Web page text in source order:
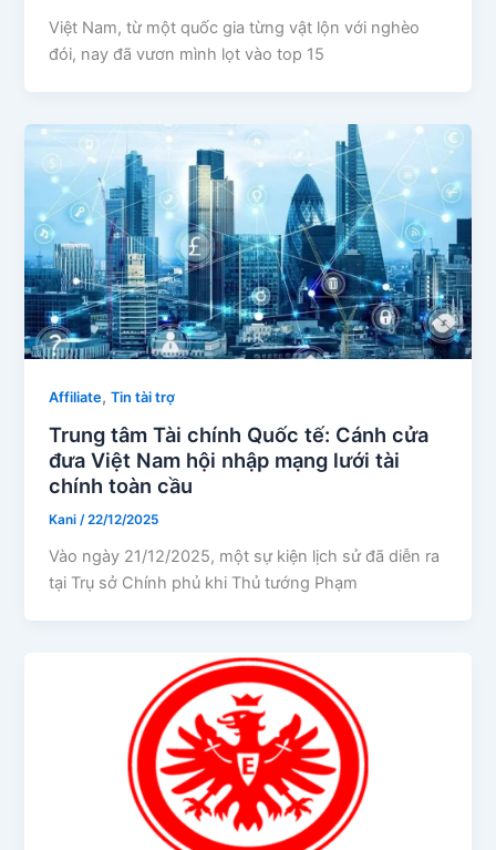
Việt Nam, từ một quốc gia từng vật lộn với nghèo
đói, nay đã vươn mình lọt vào top 15
Affiliate,Tin tài trợ
Trung tâm Tài chính Quốc tế: Cánh cửa
đưa Việt Nam hội nhập mạng lưới tài
chính toàn cầu
Kani/22/12/2025
Vào ngày 21/12/2025, một sự kiện lịch sử đã diễn ra
tại Trụ sở Chính phủ khi Thủ tướng Phạm